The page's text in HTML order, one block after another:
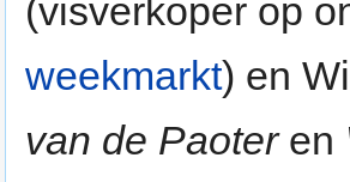
(visverkoper op
weekmarkt) en
van de Paoteren